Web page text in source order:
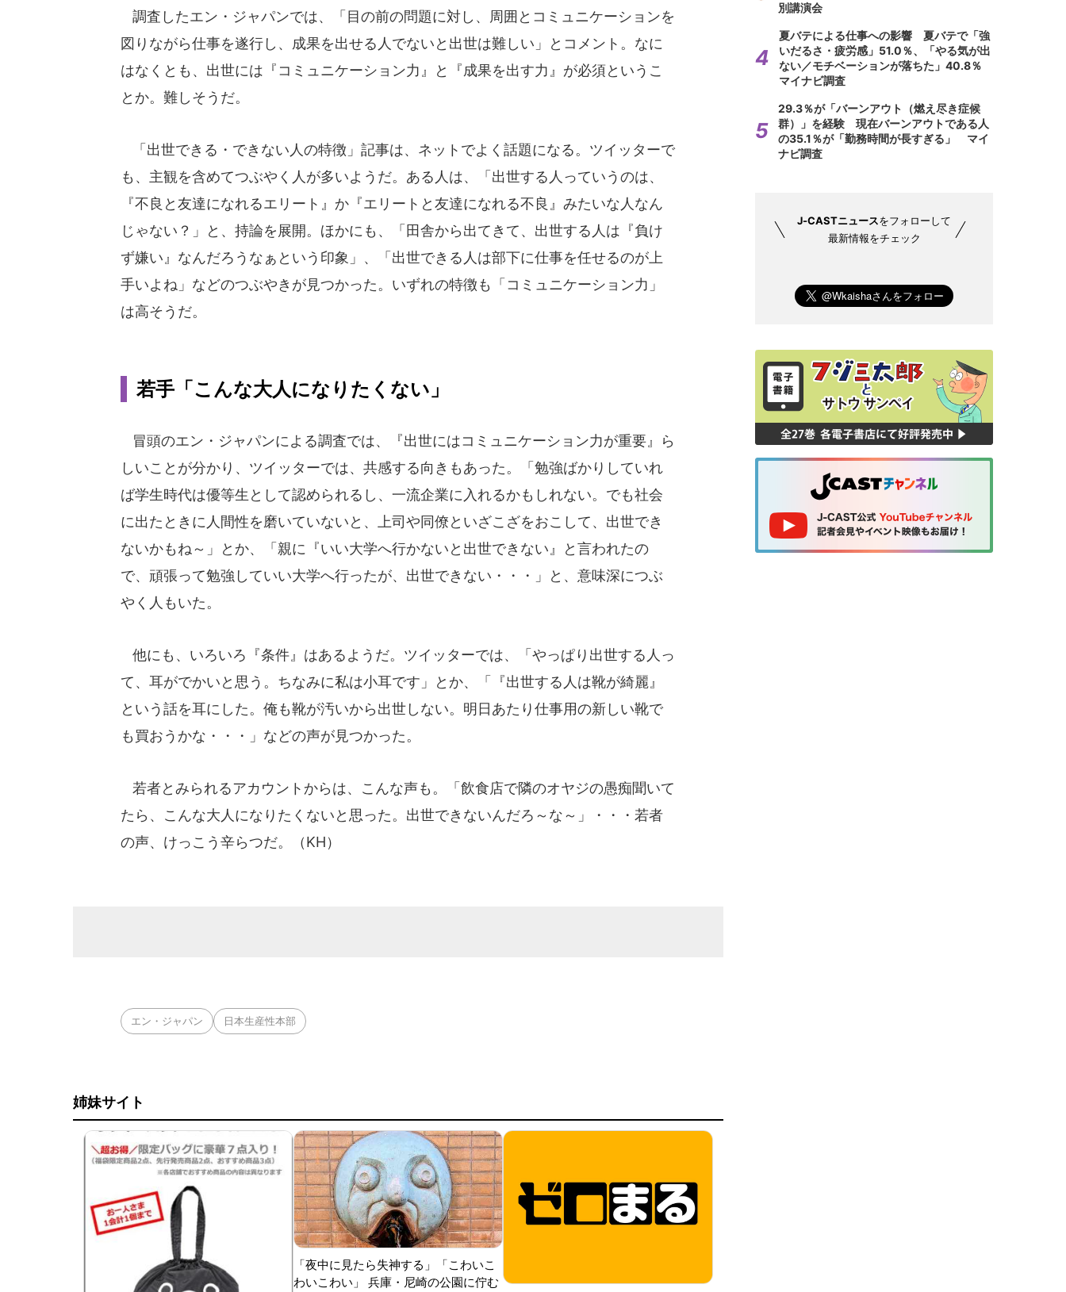
調査したエン・ジャパンでは、「目の前の問題に対し、周囲とコミュニケーションを
図りながら仕事を遂行し、成果を出せる人でないと出世は難しい」とコメント。なに
はなくとも、出世には『コミュニケーション力』と『成果を出す力』が必須というこ
とか。難しそうだ。
「出世できる・できない人の特徴」記事は、ネットでよく話題になる。ツイッターで
も、主観を含めてつぶやく人が多いようだ。ある人は、「出世する人っていうのは、
『不良と友達になれるエリート』か『エリートと友達になれる不良』みたいな人なん
じゃない？」と、持論を展開。ほかにも、「田舎から出てきて、出世する人は『負け
ず嫌い』なんだろうなぁという印象」、「出世できる人は部下に仕事を任せるのが上
手いよね」などのつぶやきが見つかった。いずれの特徴も「コミュニケーション力」
は高そうだ。
若手「こんな大人になりたくない」
冒頭のエン・ジャパンによる調査では、『出世にはコミュニケーション力が重要』ら
しいことが分かり、ツイッターでは、共感する向きもあった。「勉強ばかりしていれ
ば学生時代は優等生として認められるし、一流企業に入れるかもしれない。でも社会
に出たときに人間性を磨いていないと、上司や同僚といざこざをおこして、出世でき
ないかもね～」とか、「親に『いい大学へ行かないと出世できない』と言われたの
で、頑張って勉強していい大学へ行ったが、出世できない・・・」と、意味深につぶ
やく人もいた。
他にも、いろいろ『条件』はあるようだ。ツイッターでは、「やっぱり出世する人っ
て、耳がでかいと思う。ちなみに私は小耳です」とか、「『出世する人は靴が綺麗』
という話を耳にした。俺も靴が汚いから出世しない。明日あたり仕事用の新しい靴で
も買おうかな・・・」などの声が見つかった。
若者とみられるアカウントからは、こんな声も。「飲食店で隣のオヤジの愚痴聞いて
たら、こんな大人になりたくないと思った。出世できないんだろ～な～」・・・若者
の声、けっこう辛らつだ。（KH）
エン・ジャパン 日本生産性本部
姉妹サイト
「夜中に見たら失神する」「こわいこ
わいこわい」 兵庫・尼崎の公園に佇む
別講演会
夏バテによる仕事への影響 夏バテで「強
いだるさ・疲労感」51.0％、「やる気が出
ない／モチベーションが落ちた」40.8％
マイナビ調査
29.3％が「バーンアウト（燃え尽き症候
群）」を経験 現在バーンアウトである人
の35.1％が「勤務時間が長すぎる」 マイ
ナビ調査
J-CASTニュースをフォローして
最新情報をチェック